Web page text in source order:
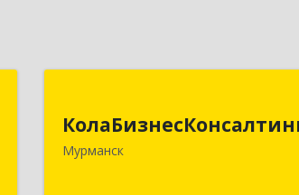
Мурманск